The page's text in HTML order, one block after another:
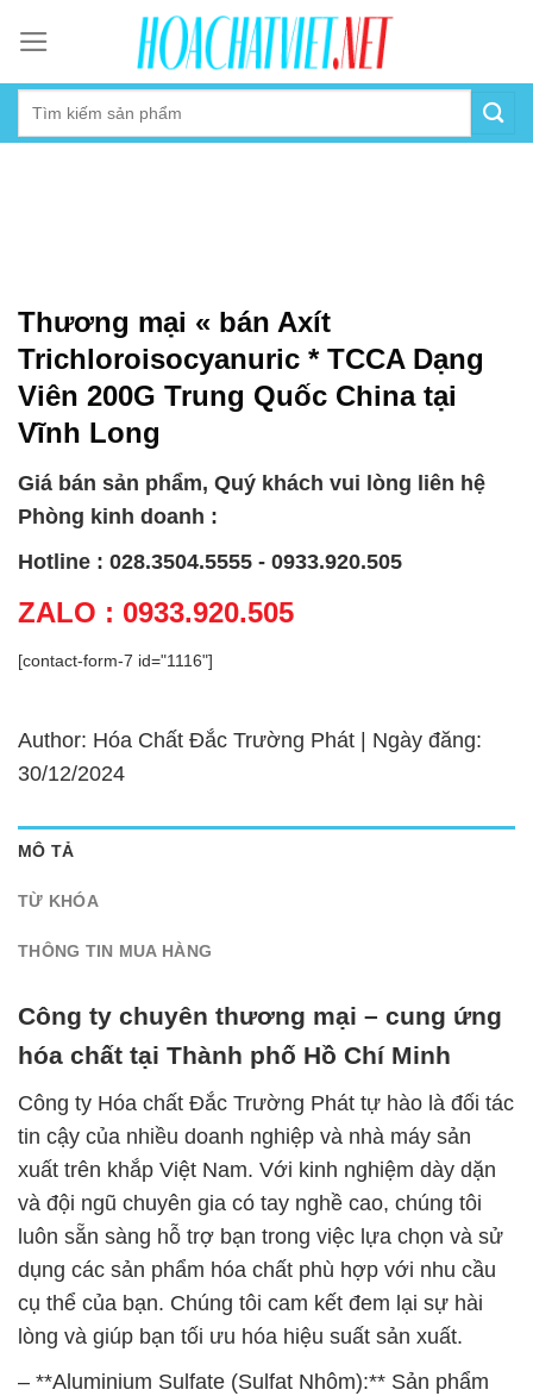
content
Thương mại « bán Axít
Trichloroisocyanuric * TCCA Dạng
Viên 200G Trung Quốc China tại
Vĩnh Long
Giá bán sản phẩm, Quý khách vui lòng liên hệ
Phòng kinh doanh :
Hotline : 028.3504.5555 - 0933.920.505
ZALO : 0933.920.505
[contact-form-7 id="1116"]
Author: Hóa Chất Đắc Trường Phát | Ngày đăng:
30/12/2024
MÔ TẢ
TỪ KHÓA
THÔNG TIN MUA HÀNG
Công ty chuyên thương mại – cung ứng
hóa chất tại Thành phố Hồ Chí Minh
Công ty Hóa chất Đắc Trường Phát tự hào là đối tác
tin cậy của nhiều doanh nghiệp và nhà máy sản
xuất trên khắp Việt Nam. Với kinh nghiệm dày dặn
và đội ngũ chuyên gia có tay nghề cao, chúng tôi
luôn sẵn sàng hỗ trợ bạn trong việc lựa chọn và sử
dụng các sản phẩm hóa chất phù hợp với nhu cầu
cụ thể của bạn. Chúng tôi cam kết đem lại sự hài
lòng và giúp bạn tối ưu hóa hiệu suất sản xuất.
– **Aluminium Sulfate (Sulfat Nhôm):** Sản phẩm